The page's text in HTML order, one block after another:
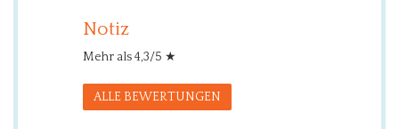
Notiz
Mehr als 4,3/5 ★
ALLE BEWERTUNGEN